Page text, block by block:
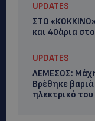
UPDATES
ΣΤΟ
και 40άρια
UPDATES
ΛΕΜΕΣΟΣ:
Βρέθηκε
ηλεκτρικό